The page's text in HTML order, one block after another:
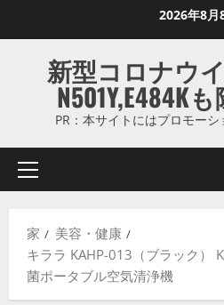
ス
ッ
2026年8月
新型コロナウ
N501Y,E484K
PR：本サイトにはプロモー
プ
マ
リ
メ
家
美容・健康
キララ KAHP-013（ブラック）
菌ポータブル空気清浄機